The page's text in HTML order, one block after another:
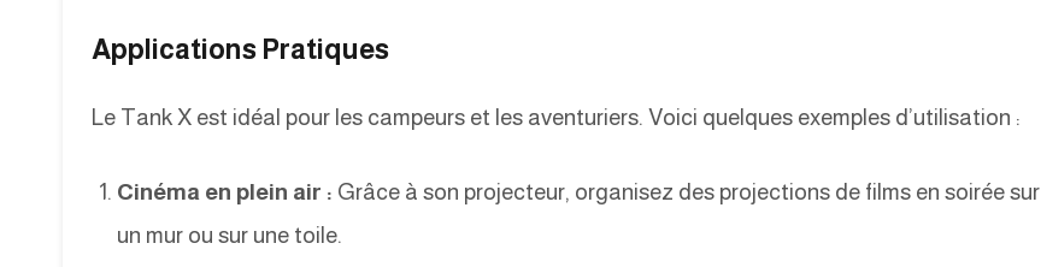
Applications Pratiques
Le Tank X est idéal pour les campeurs et les aventuriers. Voici quelques exemples d’utilisation :
Cinéma en plein air : Grâce à son projecteur, organisez des projections de films en soirée sur
un mur ou sur une toile.